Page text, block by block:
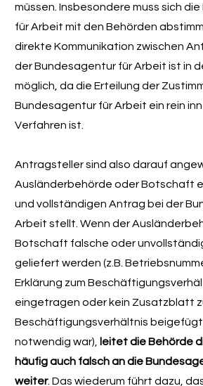
müssen. Insbesondere muss sich
für Arbeit mit den Behörden
direkte Kommunikation zwischen
der Bundesagentur für Arbeit ist in
möglich, da die Erteilung der
Bundesagentur für Arbeit ein rein
Verfahren ist.
Antragsteller sind also darauf
Ausländerbehörde oder Botschaft
und vollständigen Antrag bei der
Arbeit stellt. Wenn der
Botschaft falsche oder
geliefert werden (z.B.
Erklärung zum
eingetragen oder kein Zusatzblatt
Beschäftigungsverhältnis
notwendig war),
leitet die Behörde
häufig auch falsch an die
weiter. Das wiederum führt dazu,